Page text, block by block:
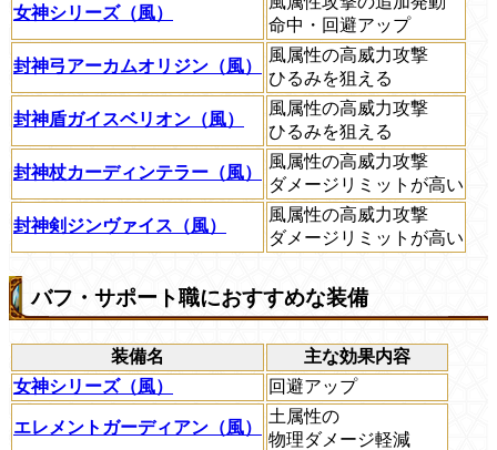
女神シリーズ（風）
命中・回避アップ
封神弓アーカムオリジン（風）
風属性の高威力攻撃
ひるみを狙える
封神盾ガイスベリオン（風）
風属性の高威力攻撃
ひるみを狙える
封神杖カーディンテラー（風）
風属性の高威力攻撃
ダメージリミットが高い
封神剣ジンヴァイス（風）
風属性の高威力攻撃
ダメージリミットが高い
バフ・サポート職におすすめな装備
装備名
主な効果内容
女神シリーズ（風）
回避アップ
エレメントガーディアン（風）
土属性の
物理ダメージ軽減